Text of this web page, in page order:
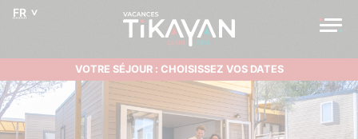
FR
VOTRE SÉJOUR : CHOISISSEZ VOS DATES